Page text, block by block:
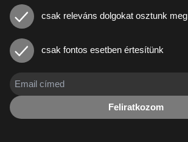
csak releváns dolgokat osztunk meg
csak fontos esetben értesítünk
Feliratkozom